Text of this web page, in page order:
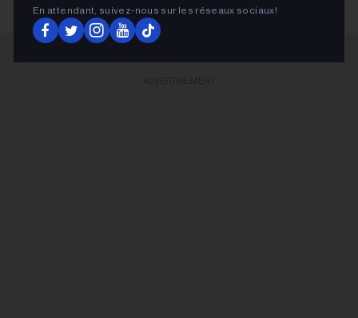
En attendant, suivez‑nous sur les réseaux sociaux!